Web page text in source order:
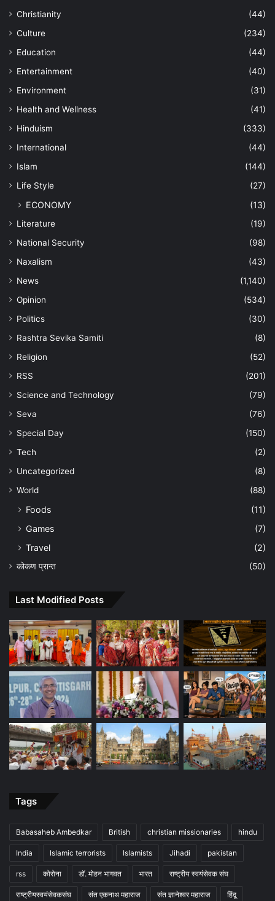
Christianity
(44)
Culture
(234)
Education
(44)
Entertainment
(40)
Environment
(31)
Health and Wellness
(41)
Hinduism
(333)
International
(44)
Islam
(144)
Life Style
(27)
ECONOMY (13)
Literature
(19)
National Security
(98)
Naxalism
(43)
News
(1,140)
Opinion
(534)
Politics
(30)
Rashtra Sevika Samiti
(8)
Religion
(52)
RSS
(201)
Science and Technology
(79)
Seva
(76)
Special Day
(150)
Tech
(2)
Uncategorized
(8)
World
(88)
Foods
(11)
Games
(7)
Travel
(2)
कोकण प्रान्त (50)
Last Modified Posts
Tags
Babasaheb Ambedkar British christian missionaries hindu
India Islamic terrorists Islamists Jihadi pakistan
rss कोरोना डॉ. मोहन भागवत भारत राष्ट्रीय स्वयंसेवक संघ
राष्ट्रीयस्वयंसेवकसंघ संत एकनाथ महाराज संत ज्ञानेश्वर महाराज हिंदू